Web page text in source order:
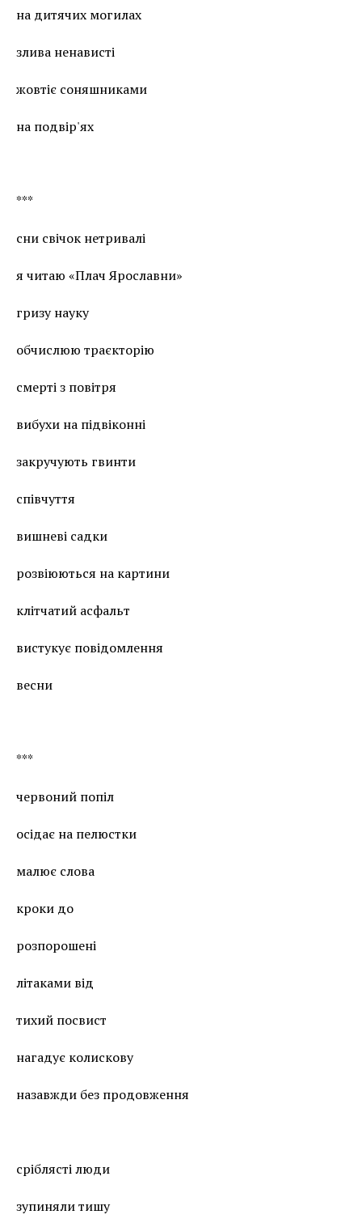
на дитячих могилах
злива ненависті
жовтіє соняшниками
на подвір'ях
***
сни свічок нетривалі
я читаю «Плач Ярославни»
гризу науку
обчислюю траєкторію
смерті з повітря
вибухи на підвіконні
закручують гвинти
співчуття
вишневі садки
розвіюються на картини
клітчатий асфальт
вистукує повідомлення
весни
***
червоний попіл
осідає на пелюстки
малює слова
кроки до
розпорошені
літаками від
тихий посвист
нагадує колискову
назавжди без продовження
сріблясті люди
зупиняли тишу